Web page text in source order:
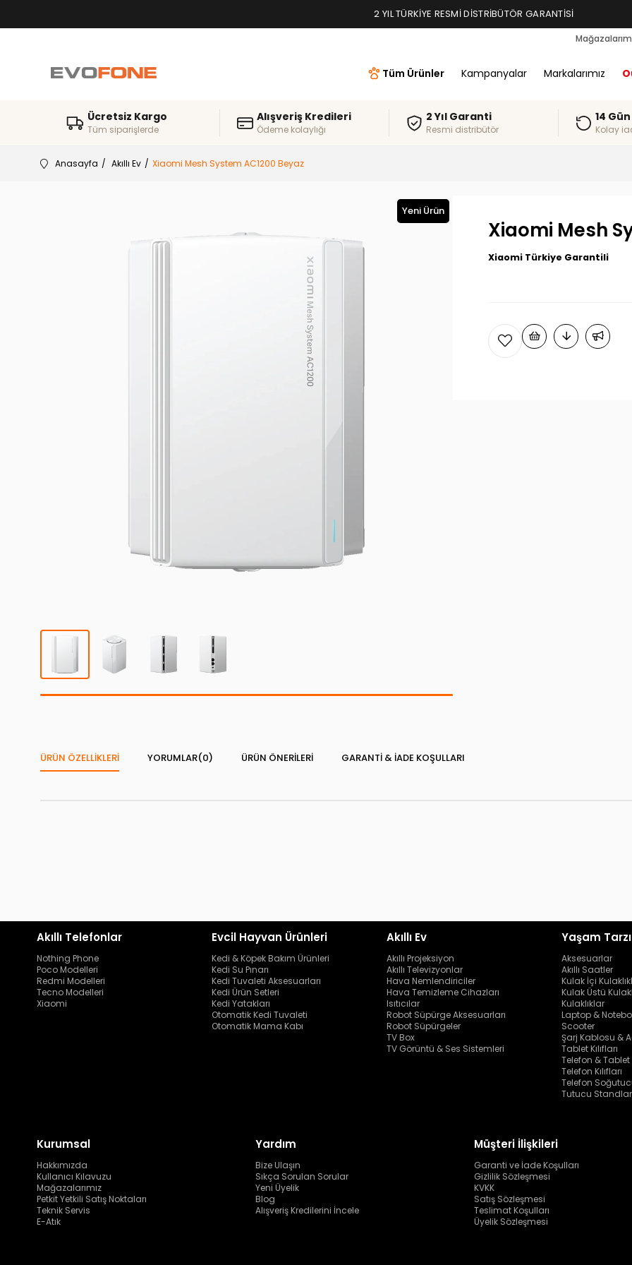
2 YIL TÜRKIYE RESMI DISTRIBÜTÖR GARANTISI
Tüm Ürünler Kampanyalar Markalarımız
Ücretsiz Kargo
Tüm siparişlerde
Alışveriş Kredileri
Ödeme kolaylığı
2 Yıl Garanti
Resmi distribütör
14
Kolay
Anasayfa Akıllı Ev Xiaomi Mesh System AC1200 Beyaz
Yeni Ürün
Xiaomi Mesh
Xiaomi Türkiye Garantili
ÜRÜN ÖZELLIKLERI YORUMLAR(0) ÜRÜN ÖNERILERI GARANTI & İADE KOŞULLARI
Akıllı Telefonlar
Nothing Phone
Poco Modelleri
Redmi Modelleri
Tecno Modelleri
Xiaomi
Evcil Hayvan Ürünleri
Kedi & Köpek Bakım Ürünleri
Kedi Su Pınarı
Kedi Tuvaleti Aksesuarları
Kedi Ürün Setleri
Kedi Yatakları
Otomatik Kedi Tuvaleti
Otomatik Mama Kabı
Akıllı Ev
Akıllı Projeksiyon
Akıllı Televizyonlar
Hava Nemlendiriciler
Hava Temizleme Cihazları
Isıtıcılar
Robot Süpürge Aksesuarları
Robot Süpürgeler
TV Box
TV Görüntü & Ses Sistemleri
Yaşam Tarzı
Aksesuarlar
Akıllı Saatler
Kulak İçi
Kulak Üstü
Kulaklıklar
Laptop &
Scooter
Şarj Kablosu &
Tablet Kılıfları
Telefon & Tablet
Telefon Kılıfları
Telefon
Tutucu Standlar
Kurumsal
Hakkımızda
Kullanıcı Kılavuzu
Mağazalarımız
Petkit Yetkili Satış Noktaları
Teknik Servis
E-Atık
Yardım
Bize Ulaşın
Sıkça Sorulan Sorular
Yeni Üyelik
Blog
Alışveriş Kredilerini İncele
Müşteri İlişkileri
Garanti ve İade Koşulları
Gizlilik Sözleşmesi
KVKK
Satış Sözleşmesi
Teslimat Koşulları
Üyelik Sözleşmesi